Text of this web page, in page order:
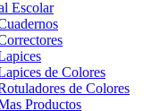
Escolar
de Colores
de Colores
Productos